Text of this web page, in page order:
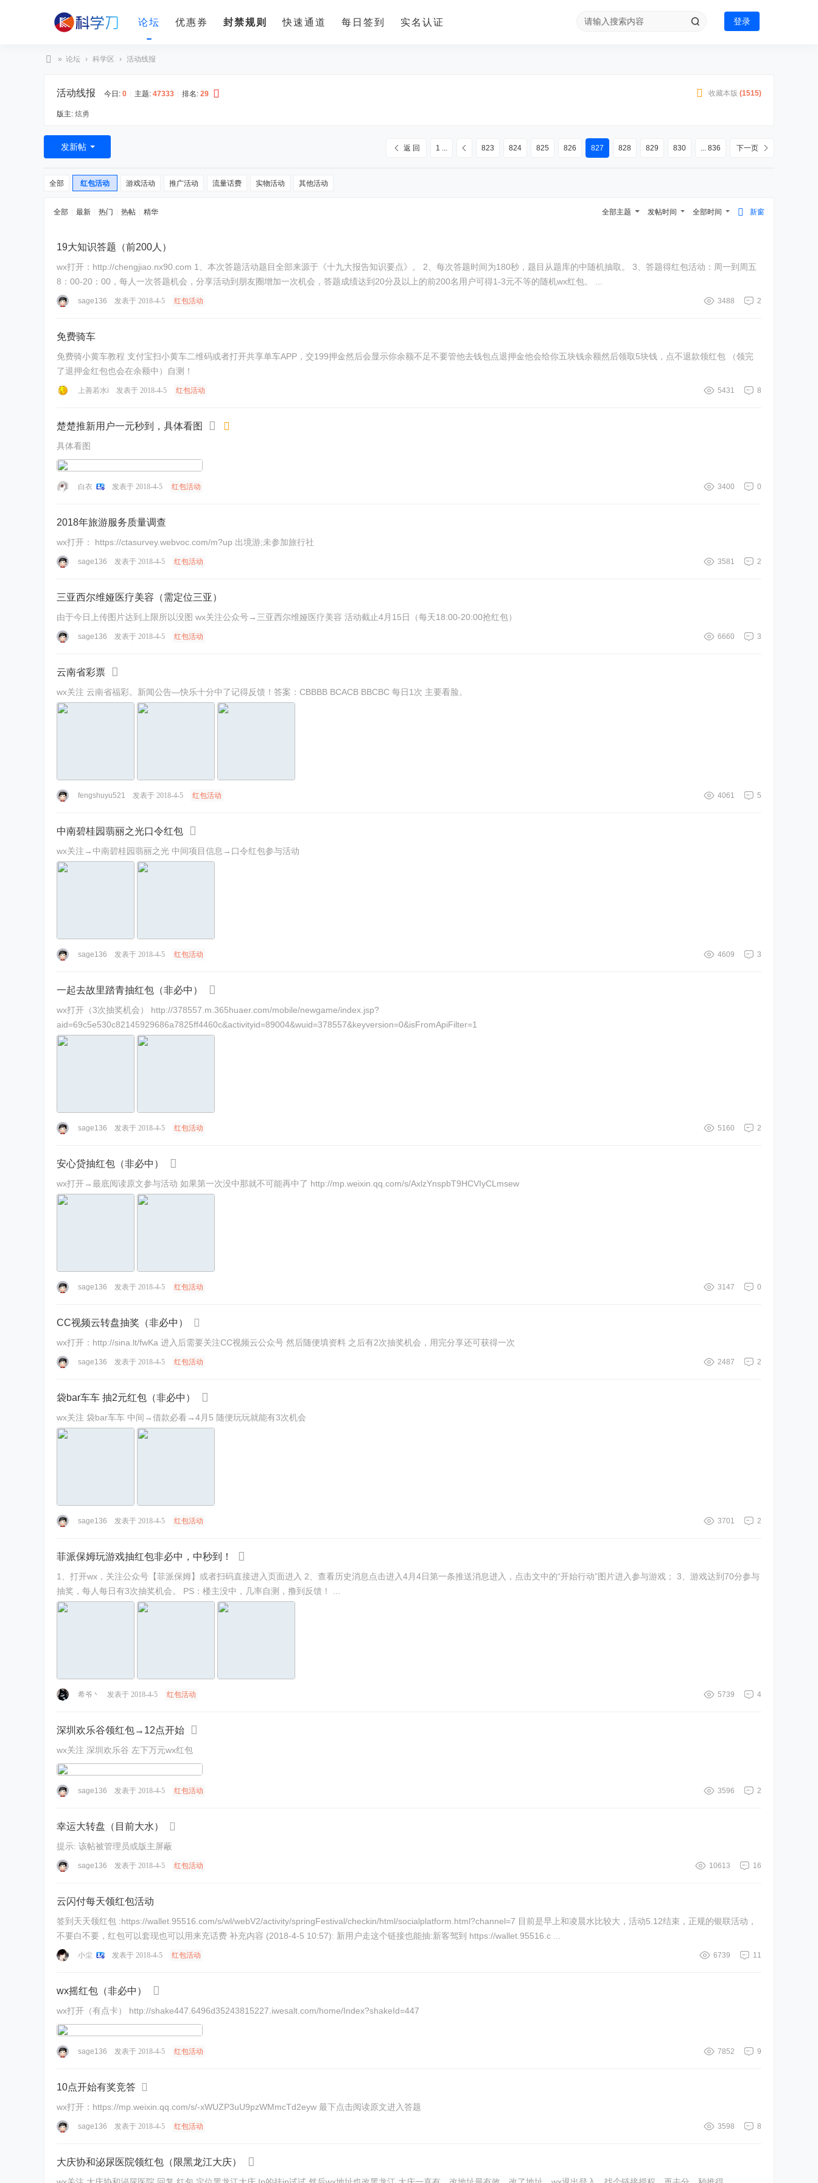
论坛 优惠券 封禁规则 快速通道 每日签到 实名认证 登录
» 论坛 › 科学区 › 活动线报
收藏本版 (1515)
活动线报 今日: 0 主题: 47333 排名: 29
版主: 炫勇
1 ... 823 824 825 826 827 828 829 830 ... 836 下一页
返 回
发新帖
全部 红包活动 游戏活动 推广活动 流量话费 实物活动 其他活动
新窗
全部时间
发帖时间
全部主题
全部 最新 热门 热帖 精华
19大知识答题（前200人）
wx打开：http://chengjiao.nx90.com 1、本次答题活动题目全部来源于《十九大报告知识要点》。 2、每次答题时间为180秒，题目从题库的中随机抽取。 3、答题得红包活动：周一到周五
8：00-20：00，每人一次答题机会，分享活动到朋友圈增加一次机会，答题成绩达到20分及以上的前200名用户可得1-3元不等的随机wx红包。 ...
2
3488
sage136 发表于 2018-4-5 红包活动
免费骑车
免费骑小黄车教程 支付宝扫小黄车二维码或者打开共享单车APP，交199押金然后会显示你余额不足不要管他去钱包点退押金他会给你五块钱余额然后领取5块钱，点不退款领红包 （领完
了退押金红包也会在余额中）自测！
8
5431
上善若水i 发表于 2018-4-5 红包活动
楚楚推新用户一元秒到，具体看图
具体看图
0
3400
白衣 发表于 2018-4-5 红包活动
2018年旅游服务质量调查
wx打开： https://ctasurvey.webvoc.com/m?up 出境游;未参加旅行社
2
3581
sage136 发表于 2018-4-5 红包活动
三亚西尔维娅医疗美容（需定位三亚）
由于今日上传图片达到上限所以没图 wx关注公众号→三亚西尔维娅医疗美容 活动截止4月15日（每天18:00-20:00抢红包）
3
6660
sage136 发表于 2018-4-5 红包活动
云南省彩票
wx关注 云南省福彩。新闻公告—快乐十分中了记得反馈！答案：CBBBB BCACB BBCBC 每日1次 主要看脸。
5
4061
fengshuyu521 发表于 2018-4-5 红包活动
中南碧桂园翡丽之光口令红包
wx关注→中南碧桂园翡丽之光 中间项目信息→口令红包参与活动
3
4609
sage136 发表于 2018-4-5 红包活动
一起去故里踏青抽红包（非必中）
wx打开（3次抽奖机会） http://378557.m.365huaer.com/mobile/newgame/index.jsp?
aid=69c5e530c82145929686a7825ff4460c&activityid=89004&wuid=378557&keyversion=0&isFromApiFilter=1
2
5160
sage136 发表于 2018-4-5 红包活动
安心贷抽红包（非必中）
wx打开→最底阅读原文参与活动 如果第一次没中那就不可能再中了 http://mp.weixin.qq.com/s/AxlzYnspbT9HCVIyCLmsew
0
3147
sage136 发表于 2018-4-5 红包活动
CC视频云转盘抽奖（非必中）
wx打开：http://sina.lt/fwKa 进入后需要关注CC视频云公众号 然后随便填资料 之后有2次抽奖机会，用完分享还可获得一次
2
2487
sage136 发表于 2018-4-5 红包活动
袋bar车车 抽2元红包（非必中）
wx关注 袋bar车车 中间→借款必看→4月5 随便玩玩就能有3次机会
2
3701
sage136 发表于 2018-4-5 红包活动
菲派保姆玩游戏抽红包非必中，中秒到！
1、打开wx，关注公众号【菲派保姆】或者扫码直接进入页面进入 2、查看历史消息点击进入4月4日第一条推送消息进入，点击文中的“开始行动”图片进入参与游戏； 3、游戏达到70分参与
4
5739
希爷丶 发表于 2018-4-5 红包活动
深圳欢乐谷领红包→12点开始
wx关注 深圳欢乐谷 左下万元wx红包
2
3596
sage136 发表于 2018-4-5 红包活动
幸运大转盘（目前大水）
提示: 该帖被管理员或版主屏蔽
16
10613
sage136 发表于 2018-4-5 红包活动
云闪付每天领红包活动
签到天天领红包 :https://wallet.95516.com/s/wl/webV2/activity/springFestival/checkin/html/socialplatform.html?channel=7 目前是早上和凌晨水比较大，活动5.12结束，正规的银联活动，
不要白不要，红包可以套现也可以用来充话费 补充内容 (2018-4-5 10:57): 新用户走这个链接也能抽:新客驾到 https://wallet.95516.c ...
11
6739
小尘 发表于 2018-4-5 红包活动
wx摇红包（非必中）
wx打开（有点卡） http://shake447.6496d35243815227.iwesalt.com/home/Index?shakeId=447
9
7852
sage136 发表于 2018-4-5 红包活动
10点开始有奖竞答
wx打开：https://mp.weixin.qq.com/s/-xWUZP3uU9pzWMmcTd2eyw 最下点击阅读原文进入答题
8
3598
sage136 发表于 2018-4-5 红包活动
大庆协和泌尿医院领红包（限黑龙江大庆）